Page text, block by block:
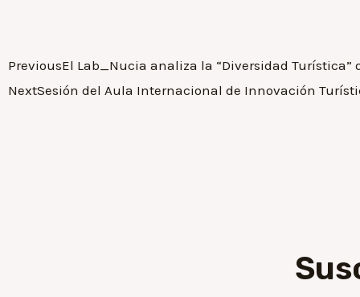
PreviousEl Lab_Nucia analiza la “Diversidad Turística”
NextSesión del Aula Internacional de Innovación